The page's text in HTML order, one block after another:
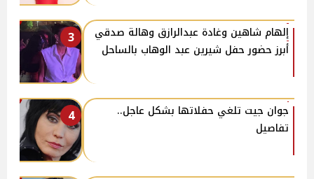
3
إلهام شاهين وغادة عبدالرازق وهالة صدقي
أبرز حضور حفل شيرين عبد الوهاب بالساحل
4
جوان جيت تلغي حفلاتها بشكل عاجل..
تفاصيل